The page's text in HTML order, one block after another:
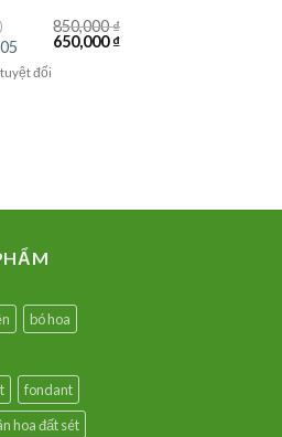
850,000₫
650,000₫
đối
bó hoa
fondant
hoa đất sét